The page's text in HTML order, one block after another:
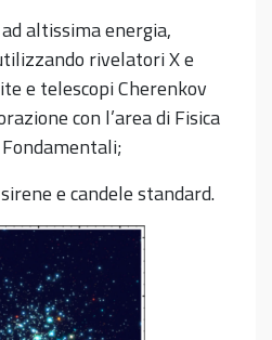
altissima energia,
rivelatori X e
e telescopi Cherenkov
con l’area di Fisica
e candele standard.